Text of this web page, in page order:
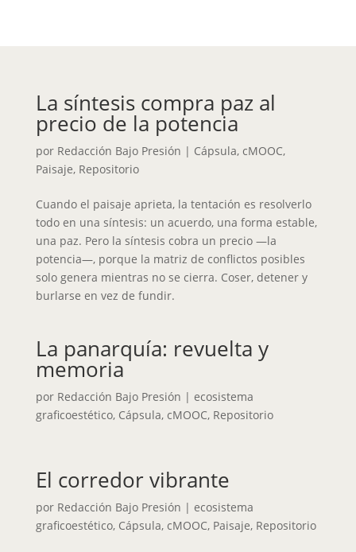
La síntesis compra paz al
precio de la potencia
por Redacción Bajo Presión | Cápsula, cMOOC,
Paisaje, Repositorio
Cuando el paisaje aprieta, la tentación es resolverlo
todo en una síntesis: un acuerdo, una forma estable,
una paz. Pero la síntesis cobra un precio —la
potencia—, porque la matriz de conflictos posibles
solo genera mientras no se cierra. Coser, detener y
burlarse en vez de fundir.
La panarquía: revuelta y
memoria
por Redacción Bajo Presión | ecosistema
graficoestético, Cápsula, cMOOC, Repositorio
El corredor vibrante
por Redacción Bajo Presión | ecosistema
graficoestético, Cápsula, cMOOC, Paisaje, Repositorio